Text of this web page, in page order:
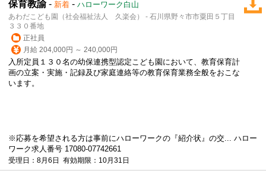
保育教諭- 新着 - ハローワーク白山
あわだこども園（社会福祉法人 久楽会） - 石川県野々市市粟田５丁目
３３０番地
正社員
月給 204,000円 ～ 240,000円
入所定員１３０名の幼保連携型認定こども園において、教育保育計
画の立案・実施・記録及び家庭連絡等の教育保育業務全般をおこな
います。
※応募を希望される方は事前にハローワークの『紹介状』の交... ハロー
ワーク求人番号 17080-07742661
受理日：8月6日 有効期限：10月31日